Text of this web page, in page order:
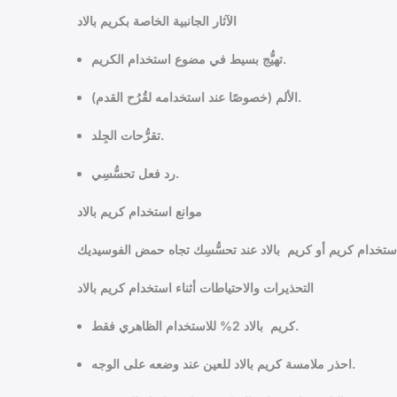
الآثار الجانبية الخاصة بكريم بالاد
تهيُّج بسيط في مضوع استخدام الكريم.
الألم (خصوصًا عند استخدامه لقُرُح القدم).
تقرُّحات الجِلد.
رد فعل تحسُّسِي.
موانع استخدام كريم بالاد
التحذيرات والاحتياطات أثناء استخدام كريم بالاد
كريم بالاد 2% للاستخدام الظاهري فقط.
احذر ملامسة كريم بالاد للعين عند وضعه على الوجه.